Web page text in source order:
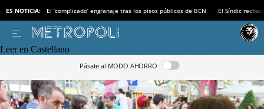
ES NOTICIA: El ‘complicado’ engranaje tras los pisos públicos de BCN El Síndic
Leer en Castellano
Pásate al MODO AHORRO